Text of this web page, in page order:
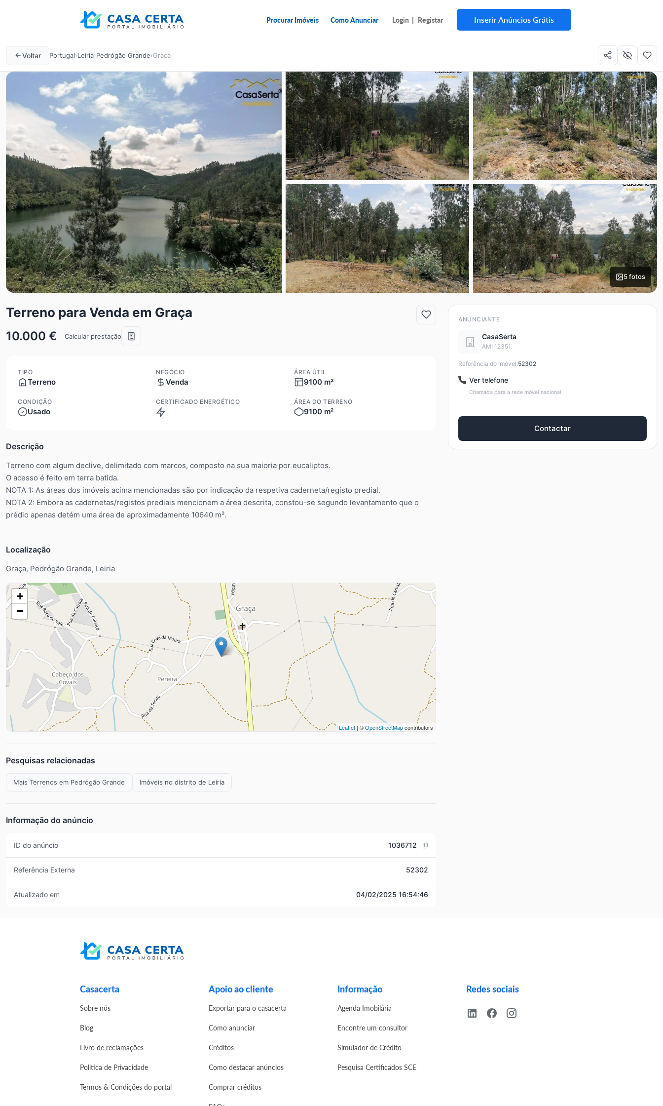
Procurar Imóveis Como Anunciar Login | Registar Inserir Anúncios Grátis
Voltar Portugal›Leiria›Pedrógão Grande›Graça
5 fotos
Terreno para Venda em Graça
10.000 € Calcular prestação
TIPO
Terreno
NEGÓCIO
Venda
ÁREA ÚTIL
9100 m²
CONDIÇÃO
Usado
CERTIFICADO ENERGÉTICO
ÁREA DO TERRENO
9100 m²
Descrição
Terreno com algum declive, delimitado com marcos, composto na sua maioria por eucaliptos.
O acesso é feito em terra batida.
NOTA 1: As áreas dos imóveis acima mencionadas são por indicação da respetiva caderneta/registo predial.
NOTA 2: Embora as cadernetas/registos prediais mencionem a área descrita, constou-se segundo levantamento que o
prédio apenas detém uma área de aproximadamente 10640 m².
Localização
Graça, Pedrógão Grande, Leiria
+
−
Leaflet | ©OpenStreetMapcontributors
Pesquisas relacionadas
Mais Terrenos em Pedrógão Grande Imóveis no distrito de Leiria
Informação do anúncio
ID do anúncio 1036712
Referência Externa 52302
Atualizado em 04/02/2025 16:54:46
ANUNCIANTE
CasaSerta
AMI 12351
Referência do imóvel:52302
Ver telefone
Chamada para a rede móvel nacional
Contactar
Casacerta
Sobre nós
Blog
Livro de reclamações
Politica de Privacidade
Termos & Condições do portal
Apoio ao cliente
Exportar para o casacerta
Como anunciar
Créditos
Como destacar anúncios
Comprar créditos
Informação
Agenda Imobilária
Encontre um consultor
Simulador de Crédito
Pesquisa Certificados SCE
Redes sociais